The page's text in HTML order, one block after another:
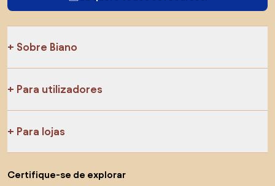
Sobre Biano
Para utilizadores
Para lojas
Certifique-se de explorar